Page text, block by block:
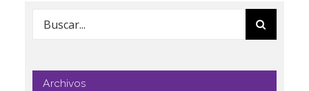
Buscar:
Archivos